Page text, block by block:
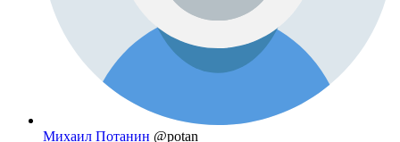
Михаил Потанин @potan